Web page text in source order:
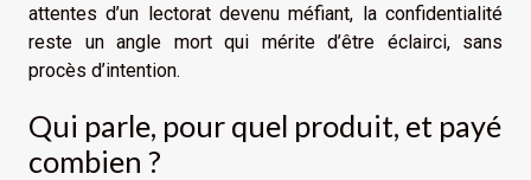
attentes d’un lectorat devenu méfiant, la confidentialité
reste un angle mort qui mérite d’être éclairci, sans
procès d’intention.
Qui parle, pour quel produit, et payé
combien ?